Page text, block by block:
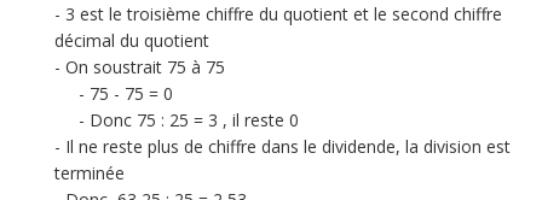
3 est le troisième chiffre du quotient et le second chiffre
décimal du quotient
On soustrait 75 à 75
75 - 75 = 0
Donc 75 : 25 = 3 , il reste 0
Il ne reste plus de chiffre dans le dividende, la division est
terminée